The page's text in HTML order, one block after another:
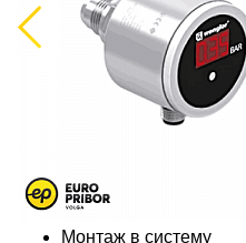
Previous
Монтаж в систему